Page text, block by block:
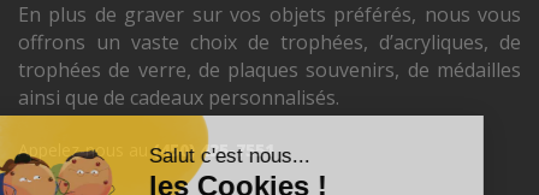
En plus de graver sur vos objets préférés, nous vous
offrons un vaste choix de trophées, d’acryliques, de
trophées de verre, de plaques souvenirs, de médailles
ainsi que de cadeaux personnalisés.
Appelez-nous au(450) 435-7551